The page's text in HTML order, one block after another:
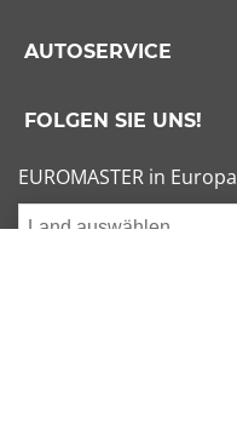
AUTOSERVICE
FOLGEN SIE UNS!
EUROMASTER in Europa
Land auswählen